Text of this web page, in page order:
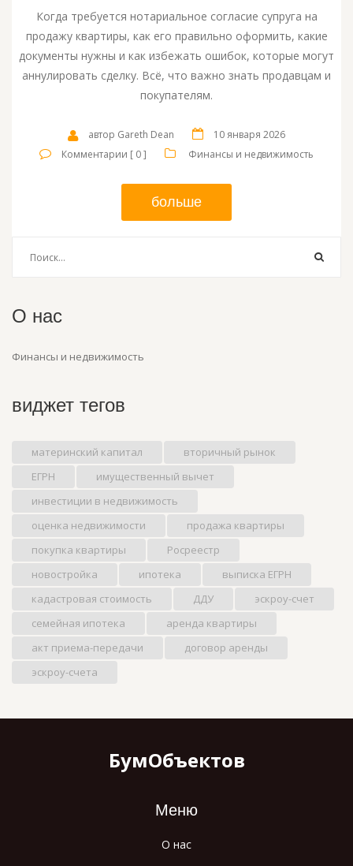
Когда требуется нотариальное согласие супруга на
продажу квартиры, как его правильно оформить, какие
документы нужны и как избежать ошибок, которые могут
аннулировать сделку. Всё, что важно знать продавцам и
покупателям.
автор Gareth Dean
10 января 2026
Комментарии [ 0 ]
Финансы и недвижимость
больше
О нас
Финансы и недвижимость
виджет тегов
материнский капитал
вторичный рынок
ЕГРН
имущественный вычет
инвестиции в недвижимость
оценка недвижимости
продажа квартиры
покупка квартиры
Росреестр
новостройка
ипотека
выписка ЕГРН
кадастровая стоимость
ДДУ
эскроу-счет
семейная ипотека
аренда квартиры
акт приема-передачи
договор аренды
эскроу-счета
БумОбъектов
Меню
О нас